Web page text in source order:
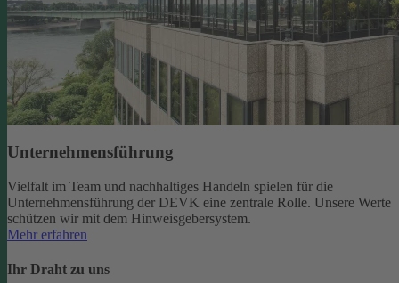
Unternehmensführung
Vielfalt im Team und nachhaltiges Handeln spielen für die
Unternehmensführung der DEVK eine zentrale Rolle. Unsere Werte
schützen wir mit dem Hinweisgebersystem.
Mehr erfahren
Ihr Draht zu uns